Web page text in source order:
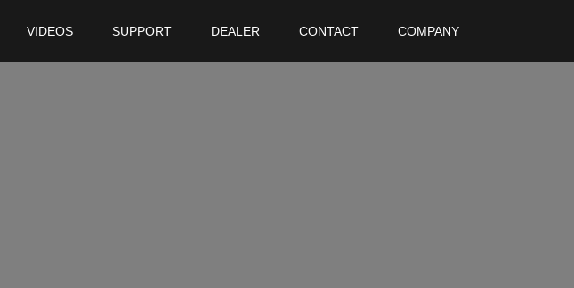
VIDEOS SUPPORT DEALER CONTACT COMPANY